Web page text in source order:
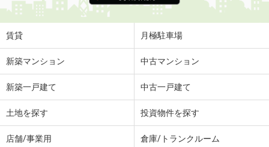
賃貸 月極駐車場
新築マンション 中古マンション
新築一戸建て 中古一戸建て
土地を探す 投資物件を探す
店舗/事業用 倉庫/トランクルーム